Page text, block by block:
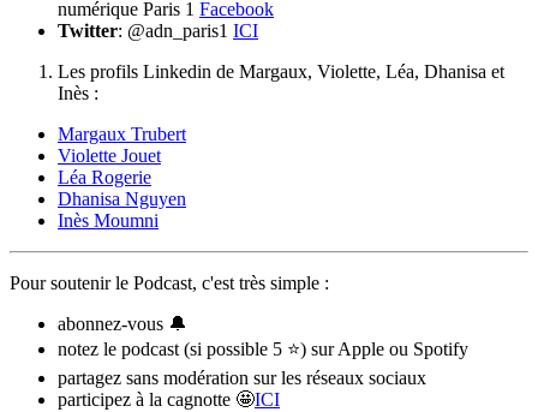
numérique Paris 1 Facebook
Twitter: @adn_paris1 ICI
Les profils Linkedin de Margaux, Violette, Léa, Dhanisa et
Inès :
Margaux Trubert
Violette Jouet
Léa Rogerie
Dhanisa Nguyen
Inès Moumni
Pour soutenir le Podcast, c'est très simple :
abonnez-vous 🔔
notez le podcast (si possible 5 ⭐) sur Apple ou Spotify
partagez sans modération sur les réseaux sociaux
participez à la cagnotte 🤩ICI